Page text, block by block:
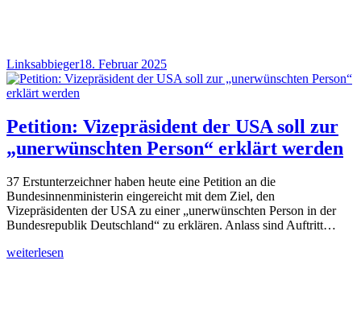
Linksabbieger18. Februar 2025
Petition: Vizepräsident der USA soll zur
„unerwünschten Person“ erklärt werden
37 Erstunterzeichner haben heute eine Petition an die
Bundesinnenministerin eingereicht mit dem Ziel, den
Vizepräsidenten der USA zu einer „unerwünschten Person in der
Bundesrepublik Deutschland“ zu erklären. Anlass sind Auftritt…
weiterlesen